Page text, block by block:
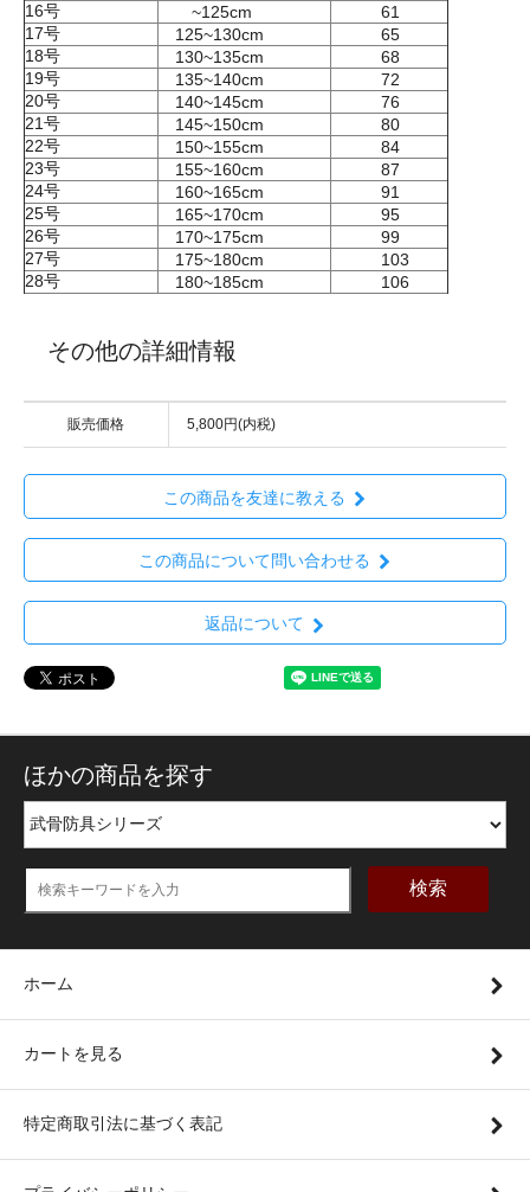
16号
~125cm
61
17号
125~130cm
65
18号
130~135cm
68
19号
135~140cm
72
20号
140~145cm
76
21号
145~150cm
80
22号
150~155cm
84
23号
155~160cm
87
24号
160~165cm
91
25号
165~170cm
95
26号
170~175cm
99
27号
175~180cm
103
28号
180~185cm 106
その他の詳細情報
販売価格 5,800円(内税)
この商品を友達に教える
この商品について問い合わせる
返品について
ほかの商品を探す
検索
ホーム
カートを見る
特定商取引法に基づく表記